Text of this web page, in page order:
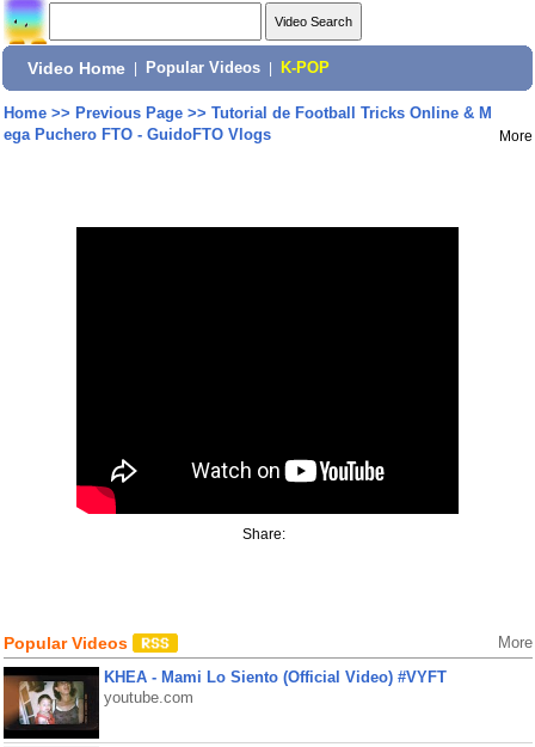
Video Home Popular Videos K-POP
Home>> Previous Page>> Tutorial de Football Tricks Online & M
ega Puchero FTO - GuidoFTO Vlogs
More
Share:
Popular Videos More
KHEA - Mami Lo Siento (Official Video) #VYFT
youtube.com